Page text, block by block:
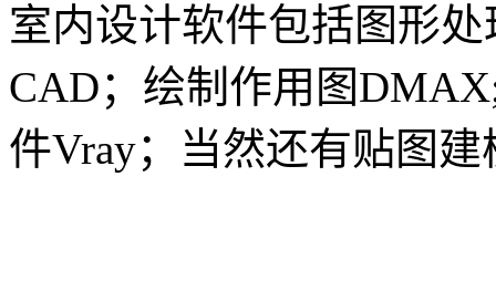
室内设计软件包括图形
CAD；绘制作用图
件Vray；当然还有贴图建